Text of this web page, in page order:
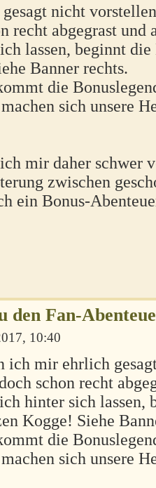
nicht
recht abgegrast und
lassen, beginnt die
Banner rechts.
die
sich unsere
mir daher schwer
zwischen
ein Bonus-
den Fan-
10:40
ich mir ehrlich
schon recht
hinter sich lassen,
Kogge! Siehe
die
sich unsere